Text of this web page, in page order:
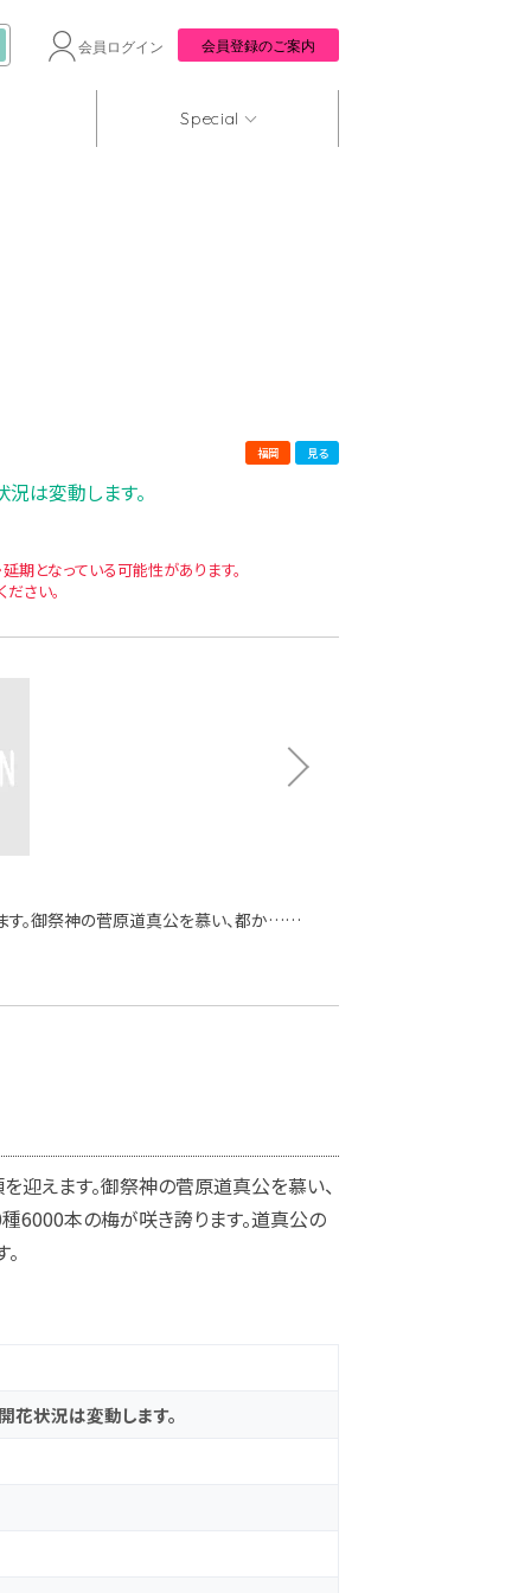
会員ログイン 会員登録のご案内
Special
福岡 見る
は変動します。
期となっている可能性があります。
さい。
。御祭神の菅原道真公を慕い、都か……
えます。御祭神の菅原道真公を慕い、
6000本の梅が咲き誇ります。道真公の
状況は変動します。